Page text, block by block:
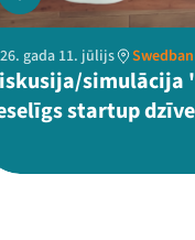
gada 11. jūlijs
simulācija
startup